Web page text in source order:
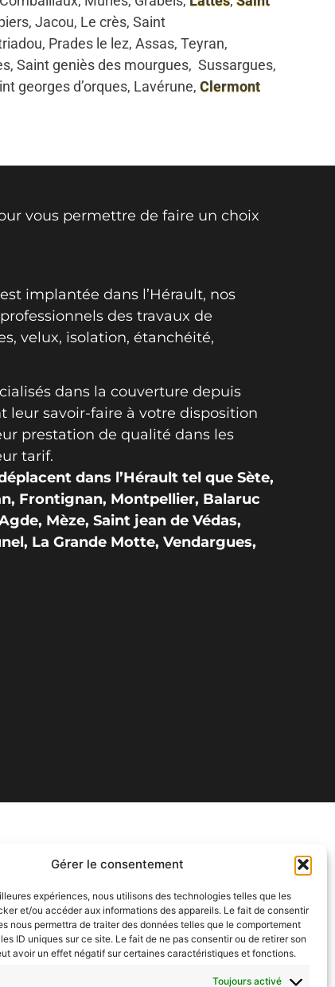
Gérer le consentement
expériences, nous utilisons des technologies telles que les
et/ou accéder aux informations des appareils. Le fait de consentir
nous permettra de traiter des données telles que le comportement
ID uniques sur ce site. Le fait de ne pas consentir ou de retirer son
avoir un effet négatif sur certaines caractéristiques et fonctions.
Toujours activé
Jacou, Le crès, Saint
Prades le lez, Assas, Teyran,
Saint geniès des mourgues, Sussargues,
georges d’orques, Lavérune,Clermont
vous permettre de faire un choix
implantée dans l’Hérault, nos
des travaux de
velux, isolation, étanchéité,
dans la couverture depuis
leur savoir-faire à votre disposition
prestation de qualité dans les
tarif.
dans l’Hérault tel que Sète,
Frontignan, Montpellier, Balaruc
Mèze, Saint jean de Védas,
La Grande Motte, Vendargues,
réalisations
légales